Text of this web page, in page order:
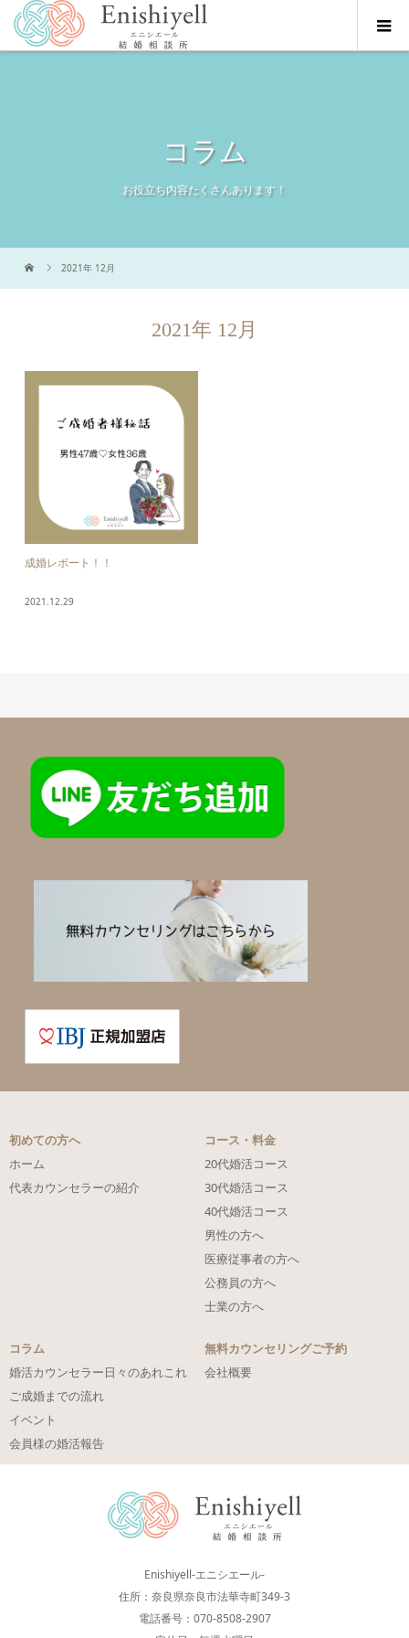
コラム
お役立ち内容たくさんあります！
2021年 12月
2021年 12月
成婚レポート！！
2021.12.29
初めての方へ
ホーム
代表カウンセラーの紹介
コース・料金
20代婚活コース
30代婚活コース
40代婚活コース
男性の方へ
医療従事者の方へ
公務員の方へ
士業の方へ
コラム
婚活カウンセラー日々のあれこれ
ご成婚までの流れ
イベント
会員様の婚活報告
無料カウンセリングご予約
会社概要
Enishiyell-エニシエール-
住所：奈良県奈良市法華寺町349-3
電話番号：070-8508-2907